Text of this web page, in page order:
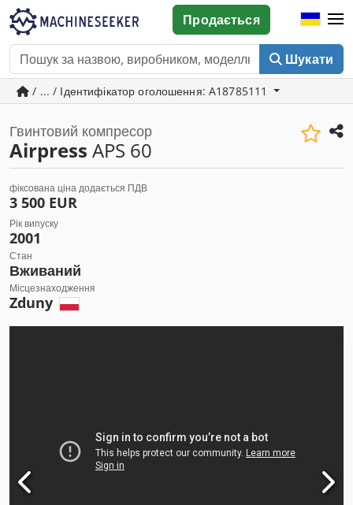
Шукати
Продається
/ ... / Ідентифікатор оголошення: A18785111
Гвинтовий компресор
Airpress APS 60
фіксована ціна додається ПДВ
3 500 EUR
Рік випуску
2001
Стан
Вживаний
Місцезнаходження
Zduny